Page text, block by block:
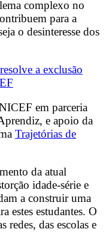
complexo no
para a
o desinteresse dos
a exclusão
em parceria
e apoio da
Trajetórias de
da atual
idade-série e
a construir uma
estes estudantes. O
redes, das escolas e